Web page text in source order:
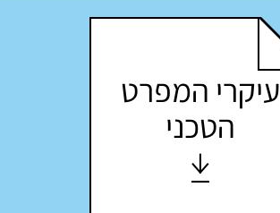
עיקרי המפרט
הטכני